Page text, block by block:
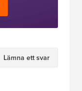
Lämna ett svar